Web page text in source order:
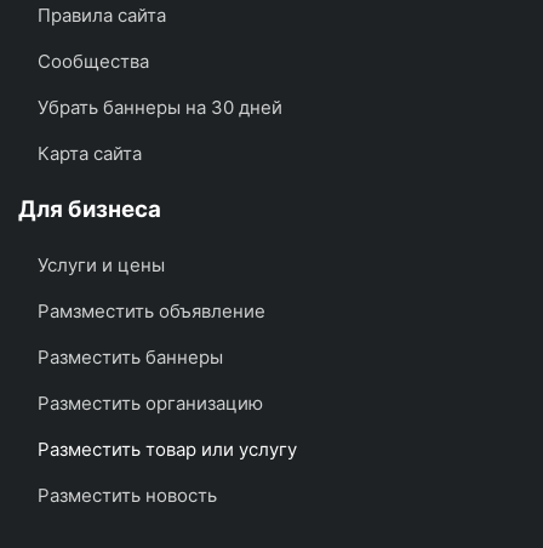
Правила сайта
Сообщества
Убрать баннеры на 30 дней
Карта сайта
Для бизнеса
Услуги и цены
Рамзместить объявление
Разместить баннеры
Разместить организацию
Разместить товар или услугу
Разместить новость